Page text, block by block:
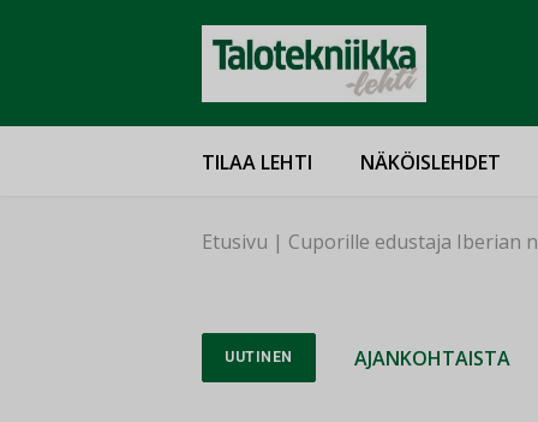
TILAA LEHTI NÄKÖISLEHDET
Etusivu | Cuporille edustaja Iberian
UUTINEN AJANKOHTAISTA